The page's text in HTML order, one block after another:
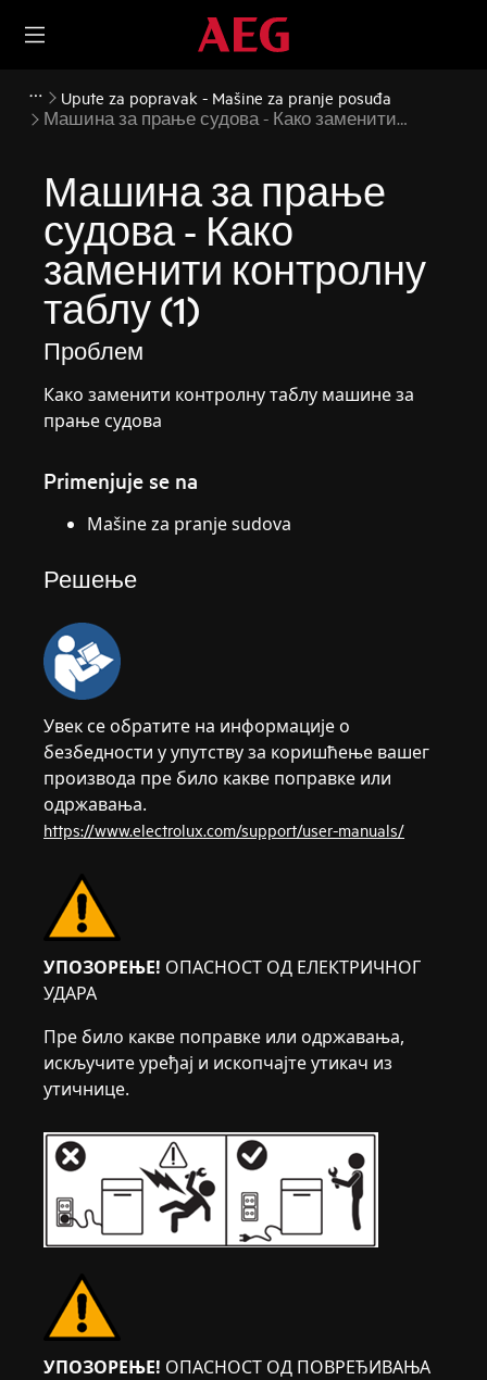
Upute za popravak - Mašine za pranje posuđa
Машина за прање судова - Како заменити
Машина за прање
судова - Како
заменити контролну
таблу (1)
Проблем
Како заменити контролну таблу машине за
прање судова
Primenjuje se na
Mašine za pranje sudova
Решење
Увек се обратите на информације о
безбедности у упутству за коришћење вашег
производа пре било какве поправке или
одржавања.
https://www.electrolux.com/support/user-manuals/
УПОЗОРЕЊЕ! ОПАСНОСТ ОД ЕЛЕКТРИЧНОГ
УДАРА
Пре било какве поправке или одржавања,
искључите уређај и ископчајте утикач из
утичнице.
УПОЗОРЕЊЕ! ОПАСНОСТ ОД ПОВРЕЂИВАЊА